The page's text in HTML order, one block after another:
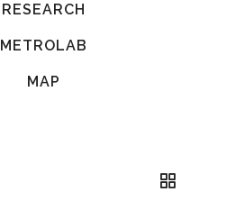
RESEARCH
METROLAB
MAP